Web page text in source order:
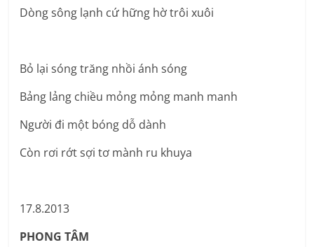
Dòng sông lạnh cứ hững hờ trôi xuôi
Bỏ lại sóng trăng nhồi ánh sóng
Bảng lảng chiều mỏng mỏng manh manh
Người đi một bóng dỗ dành
Còn rơi rớt sợi tơ mành ru khuya
17.8.2013
PHONG TÂM